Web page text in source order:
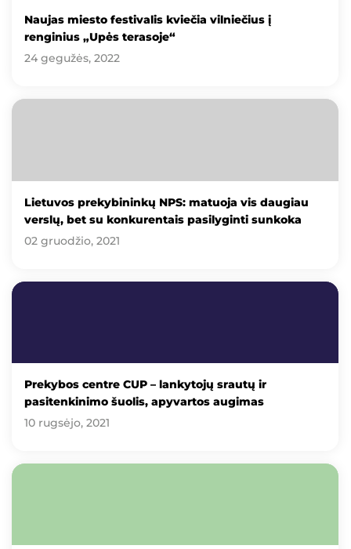
Naujas miesto festivalis kviečia vilniečius į
renginius „Upės terasoje“
24 gegužės, 2022
Lietuvos prekybininkų NPS: matuoja vis daugiau
verslų, bet su konkurentais pasilyginti sunkoka
02 gruodžio, 2021
Prekybos centre CUP – lankytojų srautų ir
pasitenkinimo šuolis, apyvartos augimas
10 rugsėjo, 2021